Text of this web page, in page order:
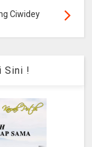
Ciwidey
Sini !